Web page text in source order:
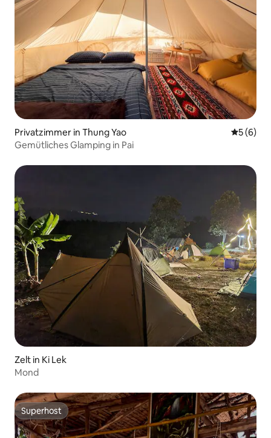
Privatzimmer in Thung Yao
5 (6)
Gemütliches Glamping in Pai
Zelt in Ki Lek
Mond
Superhost
Superhost